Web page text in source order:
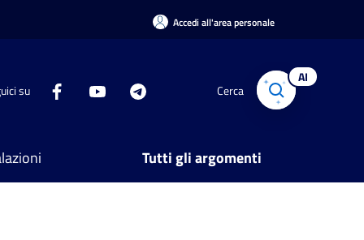
Accedi all'area personale
su Cerca
AI
Tutti gli argomenti